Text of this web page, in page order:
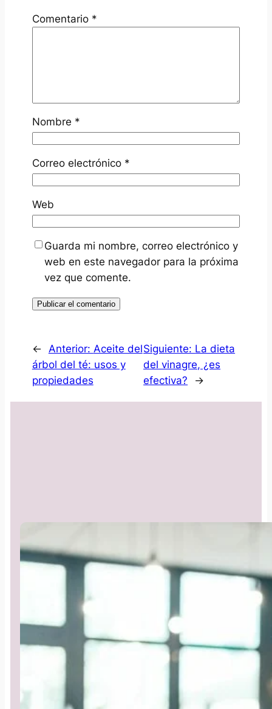
Comentario *
Nombre *
Correo electrónico *
Web
Guarda mi nombre, correo electrónico y
web en este navegador para la próxima
vez que comente.
← Anterior: Aceite del
árbol del té: usos y
propiedades
Siguiente: La dieta
del vinagre, ¿es
efectiva?
→